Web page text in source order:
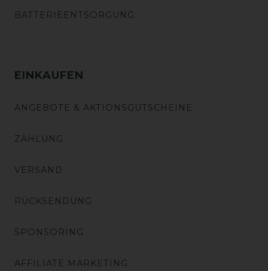
BATTERIEENTSORGUNG
EINKAUFEN
ANGEBOTE & AKTIONSGUTSCHEINE
ZAHLUNG
VERSAND
RÜCKSENDUNG
SPONSORING
AFFILIATE MARKETING